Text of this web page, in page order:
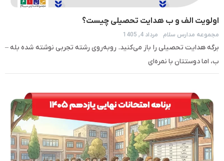
اولویت الف و ب هدایت تحصیلی چیست؟
مجموعه مدارس سلام مرداد 4, 1405
برگه هدایت تحصیلی را باز می‌کنید. روبه‌روی رشته تجربی نوشته شده بله –
ب، اما دوستتان با نمره‌ای